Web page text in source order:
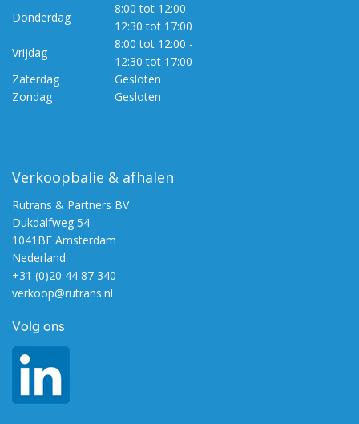
Donderdag
8:00 tot 12:00 -
12:30 tot 17:00
Vrijdag
8:00 tot 12:00 -
12:30 tot 17:00
Zaterdag
Gesloten
Zondag
Gesloten
Verkoopbalie & afhalen
Rutrans & Partners BV
Dukdalfweg 54
1041BE Amsterdam
Nederland
+31 (0)20 44 87 340
verkoop@rutrans.nl
Volg ons